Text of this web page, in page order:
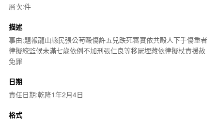
層次:件
描述
事由:題報龍山縣民張公苟毆傷許五兒跌死審實依共毆人下手傷重者
律擬絞監候未滿七歲依例不加刑張仁良等移屍埋藏依律擬杖責援赦
免罪
日期
責任日期:乾隆1年2月4日
格式